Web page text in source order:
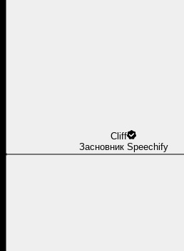
Cliff
Засновник Speechify